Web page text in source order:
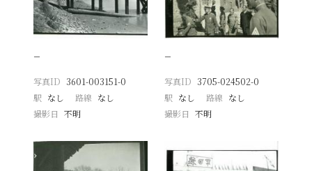
−
写真ID 3601-003151-0
駅 なし 路線 なし
撮影日
不明
−
写真ID 3705-024502-0
駅 なし 路線 なし
撮影日 不明